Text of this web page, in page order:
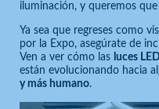
iluminación, y queremos
Ya sea que regreses como
por la Expo, asegúrate de
Ven a ver cómo las luces
están evolucionando hacia
y más humano.